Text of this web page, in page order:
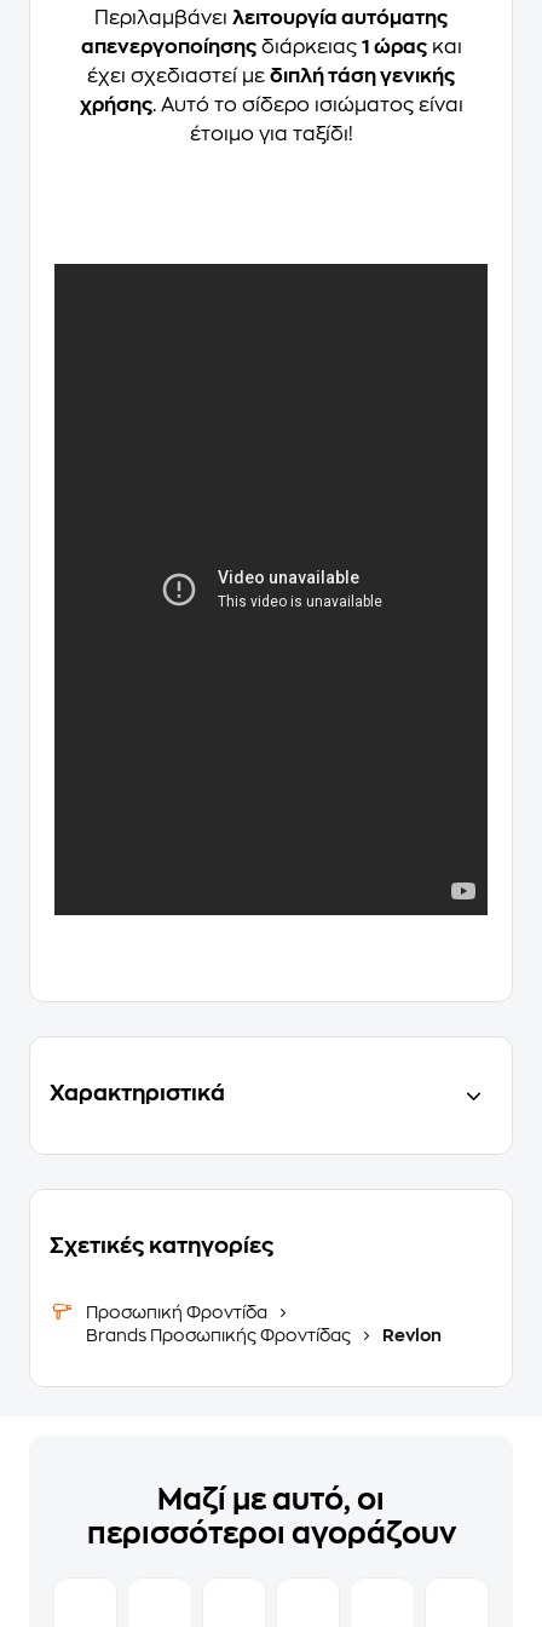
Περιλαμβάνει λειτουργία αυτόματης
απενεργοποίησηςδιάρκειας 1 ώραςκαι
έχει σχεδιαστεί με διπλή τάση γενικής
χρήσης. Αυτό το σίδερο ισιώματος είναι
έτοιμο για ταξίδι!
Χαρακτηριστικά
Σχετικές κατηγορίες
Προσωπική Φροντίδα
Brands Προσωπικής Φροντίδας
Revlon
Μαζί με αυτό, οι
περισσότεροι αγοράζουν